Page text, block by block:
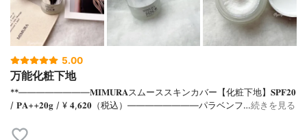
5.00
万能化粧下地
**⁡⁡⁡————————⁡𝐌𝐈𝐌𝐔𝐑𝐀スムーススキンカバー【化粧下地】𝐒𝐏𝐅𝟐𝟎
/ 𝐏𝐀++⁡𝟐𝟎𝐠 / ¥ 𝟒,𝟔𝟐𝟎（税込）⁡————————パラベンフ…続きを見る